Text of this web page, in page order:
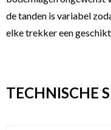
de tanden is variabel
elke trekker een
TECHNISCHE